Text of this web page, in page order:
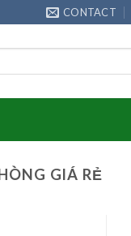
CONTACT
GIÁ RẺ